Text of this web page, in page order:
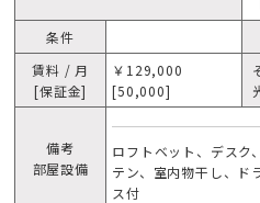
条件
賃料 / 月
[保証金]
￥129,000
[50,000]
備考
部屋設備
ロフトベット、デスク
テン、室内物干し、ド
ス付